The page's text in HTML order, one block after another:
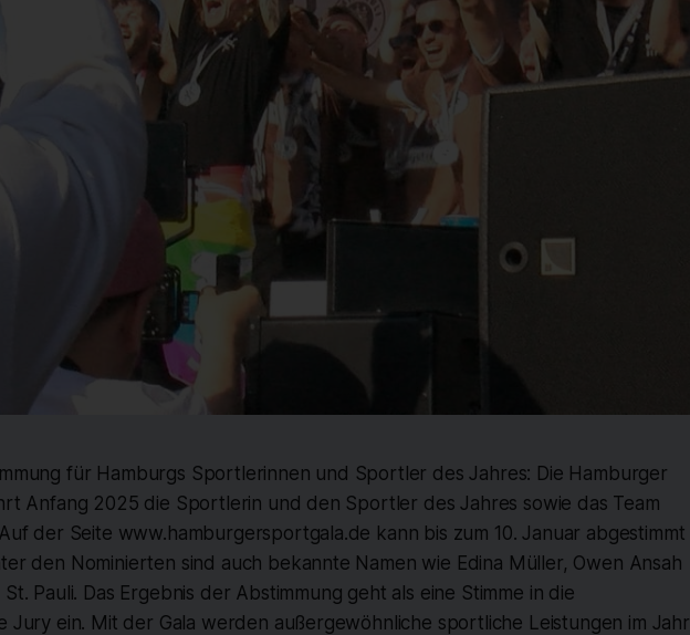
für Hamburgs Sportlerinnen und Sportler des Jahres: Die Hamburger
Anfang 2025 die Sportlerin und den Sportler des Jahres sowie das Team
der Seite www.hamburgersportgala.de kann bis zum 10. Januar abgestimmt
den Nominierten sind auch bekannte Namen wie Edina Müller, Owen Ansah
Pauli. Das Ergebnis der Abstimmung geht als eine Stimme in die
Jury ein. Mit der Gala werden außergewöhnliche sportliche Leistungen im Jahr